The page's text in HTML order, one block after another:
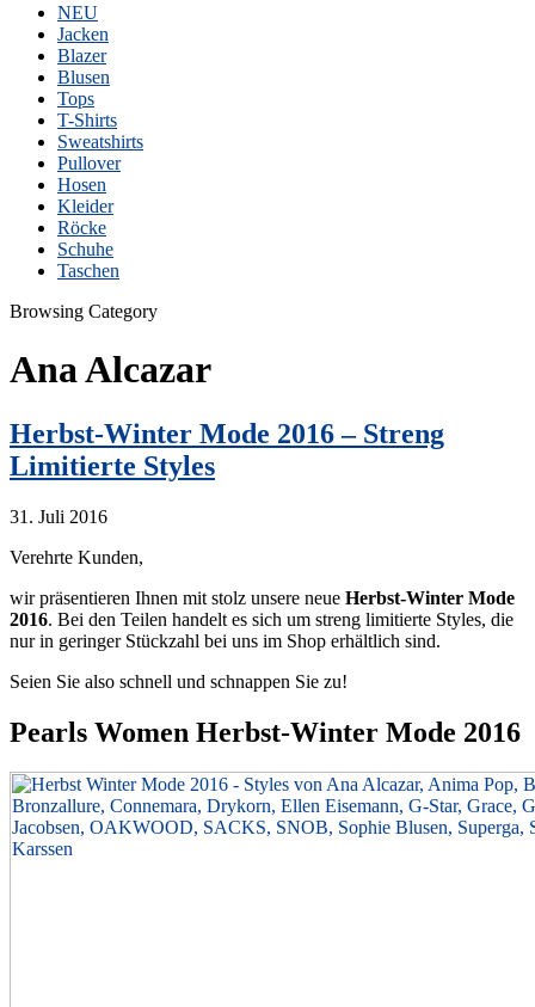
NEU
Jacken
Blazer
Blusen
Tops
T-Shirts
Sweatshirts
Pullover
Hosen
Kleider
Röcke
Schuhe
Taschen
Browsing Category
Ana Alcazar
Herbst-Winter Mode 2016 – Streng
Limitierte Styles
31. Juli 2016
Verehrte Kunden,
wir präsentieren Ihnen mit stolz unsere neue Herbst-Winter Mode
2016. Bei den Teilen handelt es sich um streng limitierte Styles, die
nur in geringer Stückzahl bei uns im Shop erhältlich sind.
Seien Sie also schnell und schnappen Sie zu!
Pearls Women Herbst-Winter Mode 2016